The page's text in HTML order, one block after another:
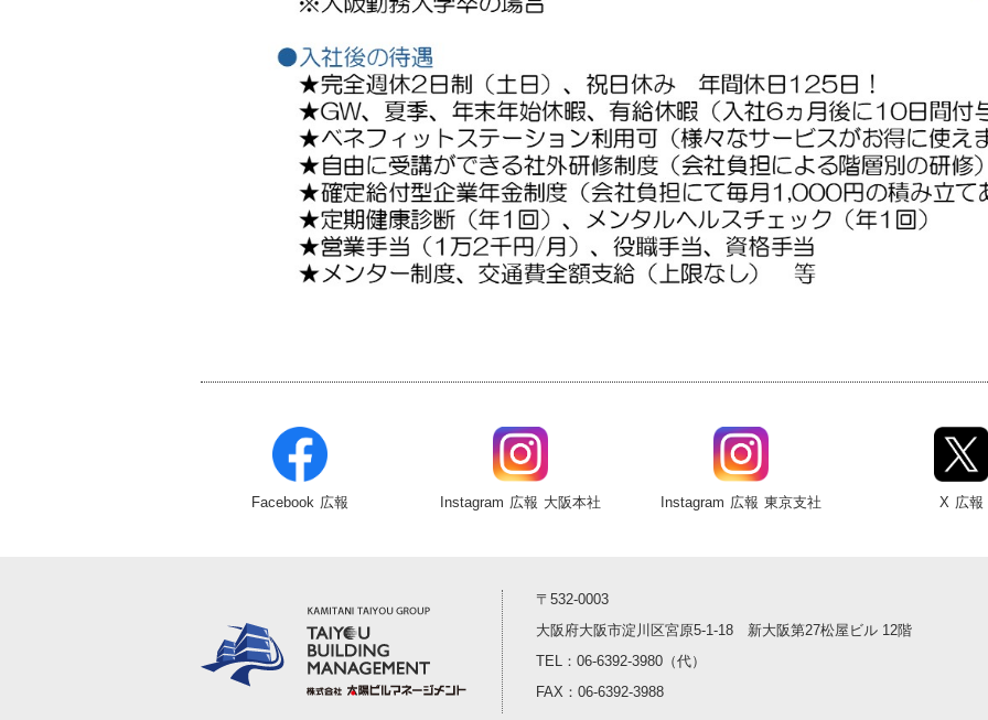
Facebook 広報 Instagram 広報 大阪本社 Instagram 広報 東京支社 X 広報
〒532-0003
大阪府大阪市淀川区宮原5-1-18 新大阪第27松屋ビル 12階
TEL： 06-6392-3980 （代）
FAX：06-6392-3988